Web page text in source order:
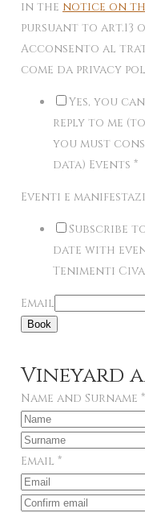
in the notice on
pursuant to art.13
Acconsento al
come da privacy
Yes, you
reply to me
you must
data) Events *
Eventi e
Subscribe
date with
Tenimenti Civa
Email
Book
Vineyard
Name and Surname *
Email *